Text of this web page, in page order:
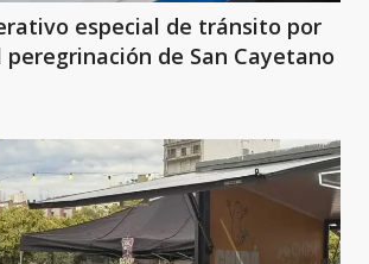
especial de tránsito por
de San Cayetano